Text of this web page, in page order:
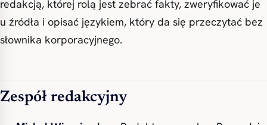
redakcją, której rolą jest zebrać fakty, zweryfikować je
u źródła i opisać językiem, który da się przeczytać bez
słownika korporacyjnego.
Zespół redakcyjny